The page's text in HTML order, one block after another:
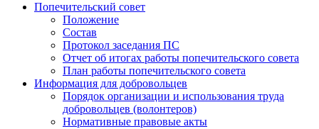
Попечительский совет
Положение
Состав
Протокол заседания ПС
Отчет об итогах работы попечительского совета
План работы попечительского совета
Информация для добровольцев
Порядок организации и использования труда
добровольцев (волонтеров)
Нормативные правовые акты